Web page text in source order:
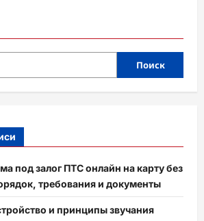
Поиск
под залог ПТС онлайн на карту без
требования и документы
и принципы звучания